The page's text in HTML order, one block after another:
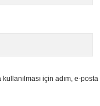
için adım, e-